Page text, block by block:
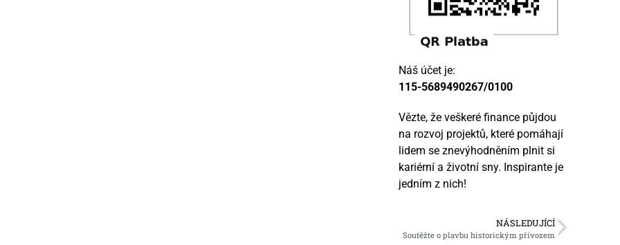
Náš účet je:
115-5689490267/0100
Vězte, že veškeré finance půjdou
na rozvoj projektů, které pomáhají
lidem se znevýhodněním plnit si
kariérní a životní sny. Inspirante je
jedním z nich!
NÁSLEDUJÍCÍ
Soutěžte o plavbu historickým přívozem